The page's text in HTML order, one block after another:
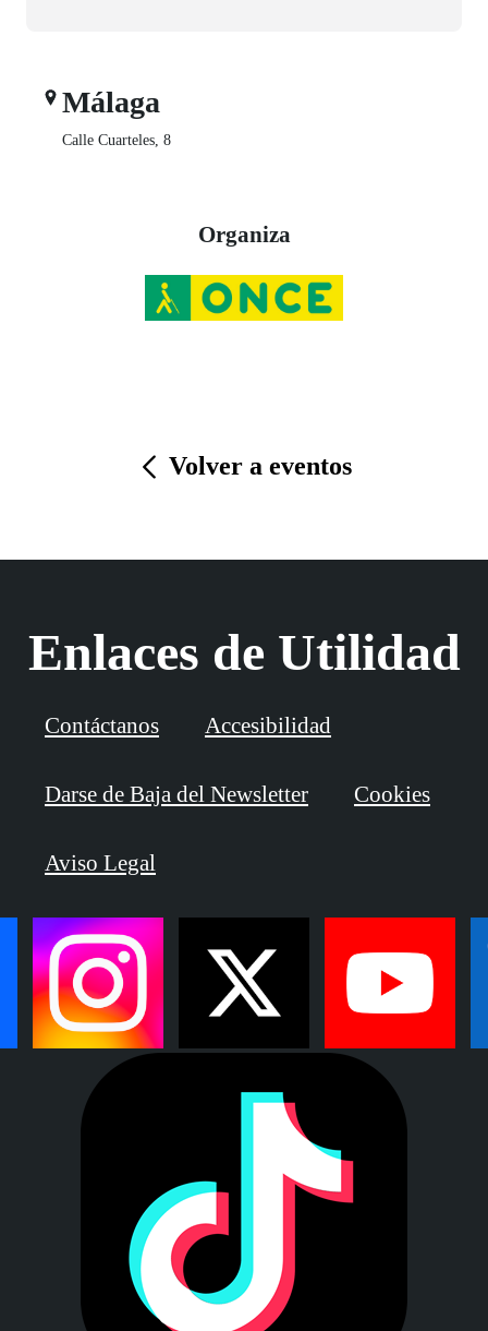
Málaga
Calle Cuarteles, 8
Organiza
Volver a eventos
Enlaces de Utilidad
Contáctanos Accesibilidad
Darse de Baja del Newsletter Cookies
Aviso Legal